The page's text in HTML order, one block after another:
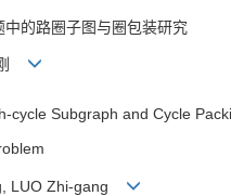
中的路圈子图与圈包装研究
cycle Subgraph and Cycle
LUO Zhi-gang